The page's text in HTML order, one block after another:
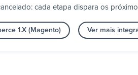
cada etapa dispara os
1.X (Magento) Ver mais